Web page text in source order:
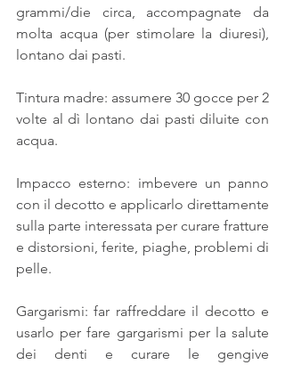
grammi/die circa, accompagnate da
molta acqua (per stimolare la diuresi),
lontano dai pasti.
Tintura madre: assumere 30 gocce per 2
volte al dì lontano dai pasti diluite con
acqua.
Impacco esterno: imbevere un panno
con il decotto e applicarlo direttamente
sulla parte interessata per curare fratture
e distorsioni, ferite, piaghe, problemi di
pelle.
Gargarismi: far raffreddare il decotto e
usarlo per fare gargarismi per la salute
dei denti e curare le gengive